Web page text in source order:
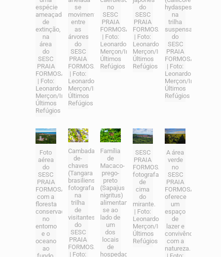
espécie
ameaçada
de
extinção,
na
área
do
SESC
PRAIA
FORMOSA
| Foto:
Leonardo
Merçon/Instituto
Últimos
Refúgios
se
movimenta
entre
as
árvores
do
SESC
PRAIA
FORMOSA.
| Foto:
Leonardo
Merçon/Instituto
Últimos
Refúgios
no
SESC
PRAIA
FORMOSA
| Foto:
Leonardo
Merçon/Instituto
Últimos
Refúgios
do
SESC
PRAIA
FORMOSA
| Foto:
Leonardo
Merçon/Instituto
Últimos
Refúgios
hydaspes)
na
trilha
suspensa
do
SESC
PRAIA
FORMOSA
| Foto:
Leonardo
Merçon/Instituto
Últimos
Refúgios
Foto
aérea
do
SESC
PRAIA
FORMOSA,
com a
floresta
conservada
no
entorno
e o
oceano
ao
Cambada-
de-
chaves
(Tangara
brasiliensis)
fotografado
na
trilha
de
visitantes
do
SESC
PRAIA
FORMOSA
| Foto:
Família
de
Macaco-
prego-
preto
(Sapajus
nigritus)
alimentando-
se ao
lado de
um
dos
locais
de
hospedagem
SESC
PRAIA
FORMOSA
fotografado
de
cima
do
mirante.
| Foto:
Leonardo
Merçon/Instituto
Últimos
Refúgios
A área
verde
no
SESC
PRAIA
FORMOSA
oferece
um
espaço
de
lazer e
convivência
com a
natureza.